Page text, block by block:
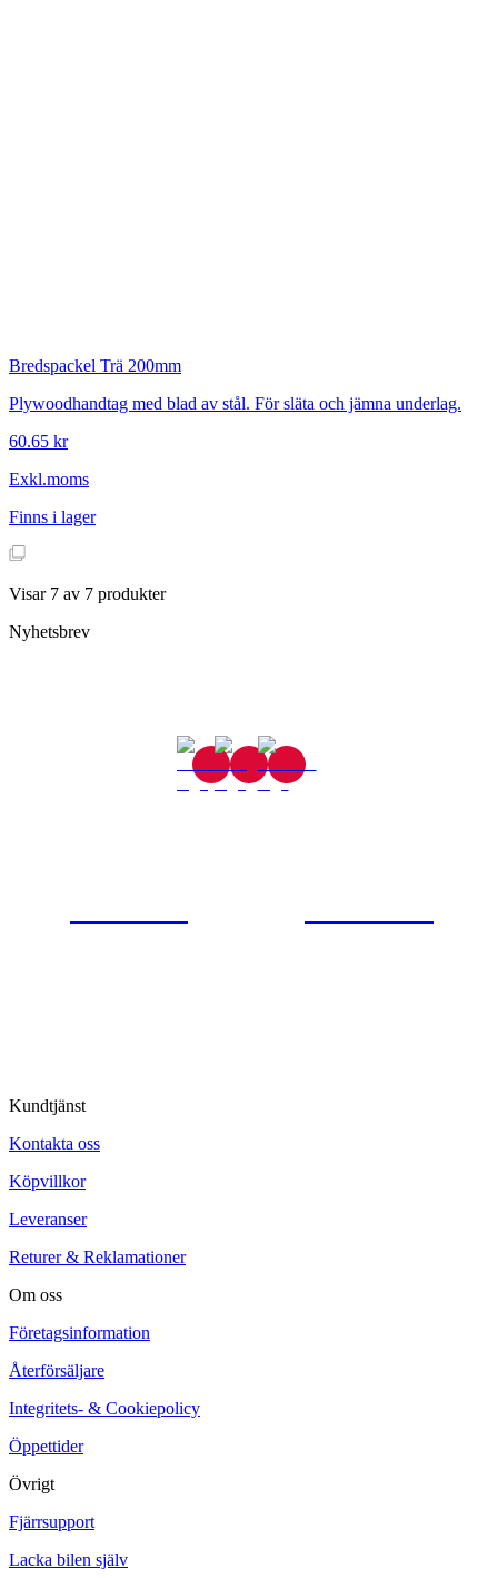
Bredspackel Trä 200mm
Plywoodhandtag med blad av stål. För släta och jämna underlag.
60.65 kr
Exkl.moms
Finns i lager
Visar7 av 7 produkter
Nyhetsbrev
Kundtjänst
Kontakta oss
Köpvillkor
Leveranser
Returer & Reklamationer
Om oss
Företagsinformation
Återförsäljare
Integritets- & Cookiepolicy
Öppettider
Övrigt
Fjärrsupport
Lacka bilen själv